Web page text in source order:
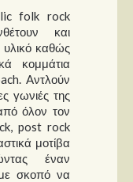
folk rock
και
καθώς
κομμάτια
Aντλούν
γωνιές της
όλον τον
post rock
μοτίβα
έναν
σκοπό να